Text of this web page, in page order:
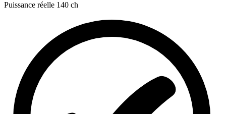
Puissance réelle 140 ch